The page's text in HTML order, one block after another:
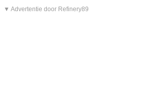
▼ Advertentie door Refinery89